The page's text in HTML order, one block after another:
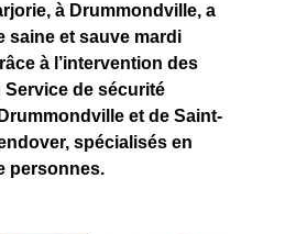
à Drummondville, a
saine et sauve mardi
à l’intervention des
de sécurité
et de Saint-
spécialisés en
personnes.